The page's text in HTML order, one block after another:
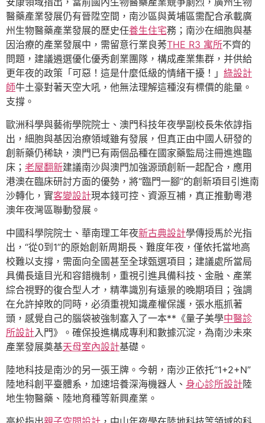
醫藥產業發展仍有晉陞空間，南沙區與黃埔區需配合承載廣
州生物醫藥產業發展的歷史任養生住宅務；南沙在細胞與基
因治療的產業發展中，需留意行業良莠THE R3 寓所不齊的
問題，建議遴選優化優秀創業團隊，構成產業集群，并供給
更年夜的政策「可惡！這是什麼低級的情緒干擾！」 綠設計
師牛土豪對著天空大吼，他無法理解這種沒有標價的能量。
支撐。
歐洲科學與藝術學院院士、澳門科技年夜學副校長朱依諄指
出，細胞與基因治療領域雖有發展，但真正由中國人研發的
創新藥仍稀缺，澳門已有兩個品種在國家藥監局注冊進進臨
床； 老屋翻新建議南沙與澳門加強源頭創新一起配合，應用
港澳在臨床研討方面的優勢，將“臨門一腳”的創新項目引進南
沙轉化，實客變設計現本錢可控、資源互補，真正推動粵港
澳年夜灣區聯動發展。
中國科學院院士、華南理工年夜新古典設計學傳授馬於光指
出，“從0到1”的原始創新周期長、難度年夜，僅依托當地高
校難以支撐，需面向全國甚至全球甄選項目；建議處所當局
具備長遠目光和容錯機制，重視引進具備科技、金融、產業
綜合視野的復合型人才，精準識別有遠景的晚期項目；強調
在允許掉敗的同時，必須重視知識產權保護，張水瓶抓著
頭，感覺自己的腦袋被強制塞入了一本**《量子美學中醫診
所設計入門》。確保投進構成專利和數據沉淀，為南沙未來
產業發展奠基天母室內設計基礎。
陸地科技是南沙的另一張王牌。今朝，南沙正依托“1+2+N”
陸地科創平臺體系，加速培養深海機器人、 身心診所設計陸
地生物醫藥、陸地育種等新興產業。